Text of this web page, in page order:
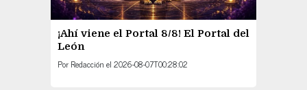
¡Ahí viene el Portal 8/8! El Portal del
León
Por Redacción el 2026-08-07T00:28:02